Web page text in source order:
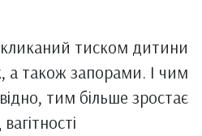
тиском дитини
а також запорами. І чим
тим більше зростає